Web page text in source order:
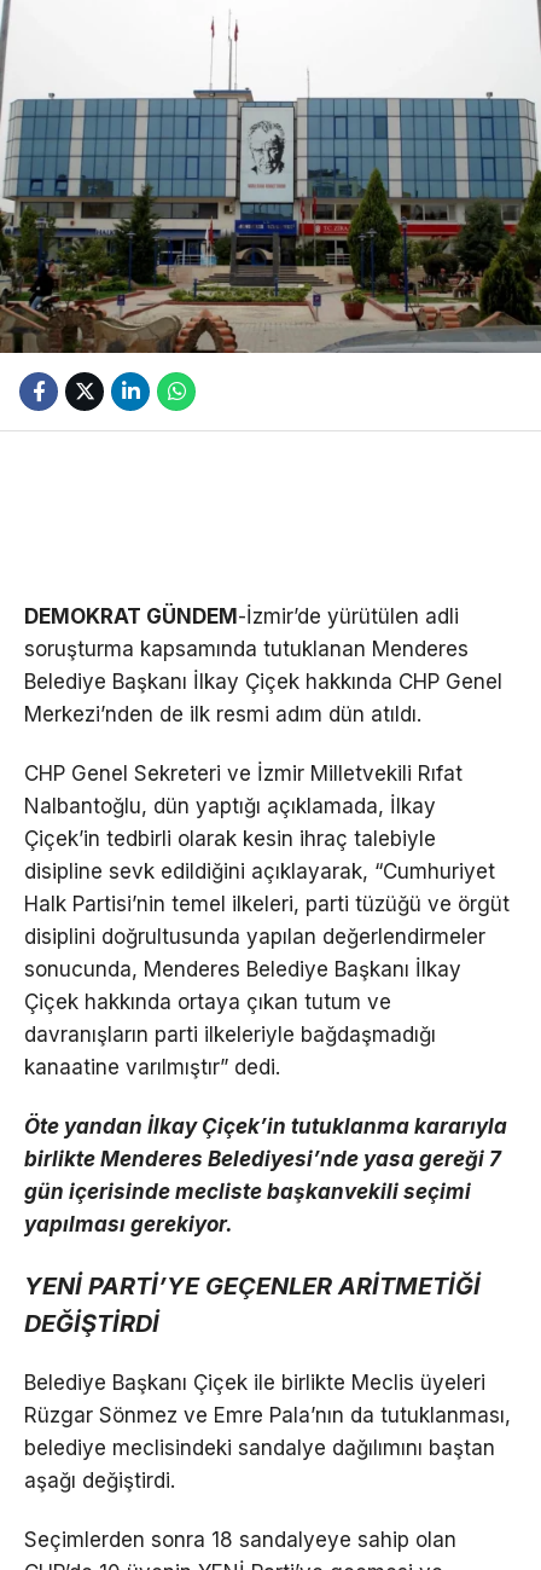
DEMOKRAT GÜNDEM-İzmir’de yürütülen adli
soruşturma kapsamında tutuklanan Menderes
Belediye Başkanı İlkay Çiçek hakkında CHP Genel
Merkezi’nden de ilk resmi adım dün atıldı.
CHP Genel Sekreteri ve İzmir Milletvekili Rıfat
Nalbantoğlu, dün yaptığı açıklamada, İlkay
Çiçek’in tedbirli olarak kesin ihraç talebiyle
disipline sevk edildiğini açıklayarak, “Cumhuriyet
Halk Partisi’nin temel ilkeleri, parti tüzüğü ve örgüt
disiplini doğrultusunda yapılan değerlendirmeler
sonucunda, Menderes Belediye Başkanı İlkay
Çiçek hakkında ortaya çıkan tutum ve
davranışların parti ilkeleriyle bağdaşmadığı
kanaatine varılmıştır” dedi.
Öte yandan İlkay Çiçek’in tutuklanma kararıyla
birlikte Menderes Belediyesi’nde yasa gereği 7
gün içerisinde mecliste başkanvekili seçimi
yapılması gerekiyor.
YENİ PARTİ’YE GEÇENLER ARİTMETİĞİ
DEĞİŞTİRDİ
Belediye Başkanı Çiçek ile birlikte Meclis üyeleri
Rüzgar Sönmez ve Emre Pala’nın da tutuklanması,
belediye meclisindeki sandalye dağılımını baştan
aşağı değiştirdi.
Seçimlerden sonra 18 sandalyeye sahip olan